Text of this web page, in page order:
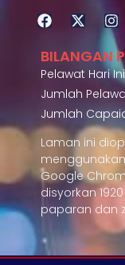
BILANGAN
Pelawat Hari
Jumlah
Jumlah
Laman ini
Google
disyorkan
paparan dan